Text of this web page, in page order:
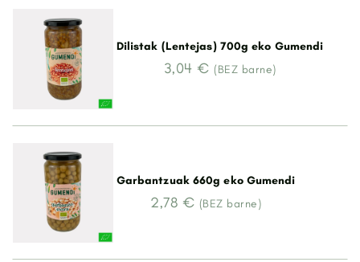
Dilistak (Lentejas) 700g eko Gumendi
3,04 €(BEZ barne)
Garbantzuak 660g eko Gumendi
2,78 € (BEZ barne)